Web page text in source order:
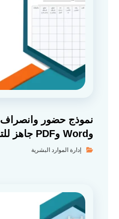
وWord وPDF جاهز للتحميل
إدارة الموارد البشرية